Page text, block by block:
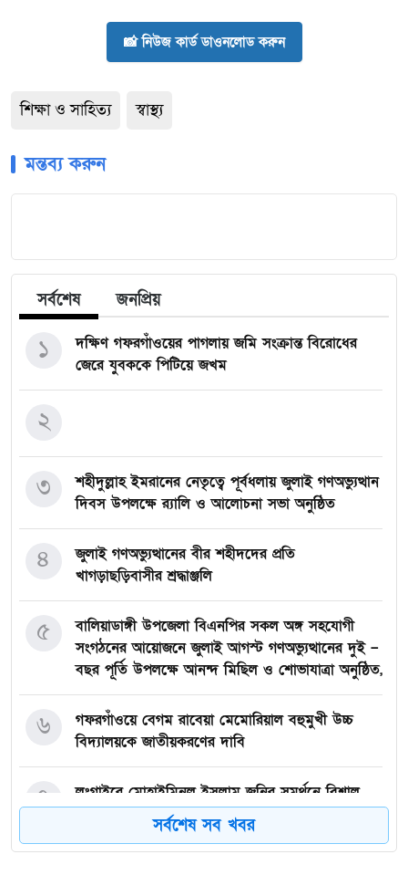
📸 নিউজ কার্ড ডাওনলোড করুন
শিক্ষা ও সাহিত্য স্বাস্থ্য
মন্তব্য করুন
সর্বশেষ জনপ্রিয়
দক্ষিণ গফরগাঁওয়ের পাগলায় জমি সংক্রান্ত বিরোধের
জেরে যুবককে পিটিয়ে জখম
১
২
শহীদুল্লাহ ইমরানের নেতৃত্বে পূর্বধলায় জুলাই গণঅভ্যুত্থান
দিবস উপলক্ষে র‍্যালি ও আলোচনা সভা অনুষ্ঠিত
৩
জুলাই গণঅভ্যুত্থানের বীর শহীদদের প্রতি
খাগড়াছড়িবাসীর শ্রদ্ধাঞ্জলি
৪
বালিয়াডাঙ্গী উপজেলা বিএনপির সকল অঙ্গ সহযোগী
সংগঠনের আয়োজনে জুলাই আগস্ট গণঅভ্যুত্থানের দুই –
বছর পূর্তি উপলক্ষে আনন্দ মিছিল ও শোভাযাত্রা অনুষ্ঠিত,
৫
গফরগাঁওয়ে বেগম রাবেয়া মেমোরিয়াল বহুমুখী উচ্চ
বিদ্যালয়কে জাতীয়করণের দাবি
৬
লংগাইরে মোহাইমিনুল ইসলাম জনির সমর্থনে বিশাল
উঠান বৈঠক। যোগ্যতা ও নতুন নেতৃত্বের প্রতীক জনিই
৭
সর্বশেষ সব খবর